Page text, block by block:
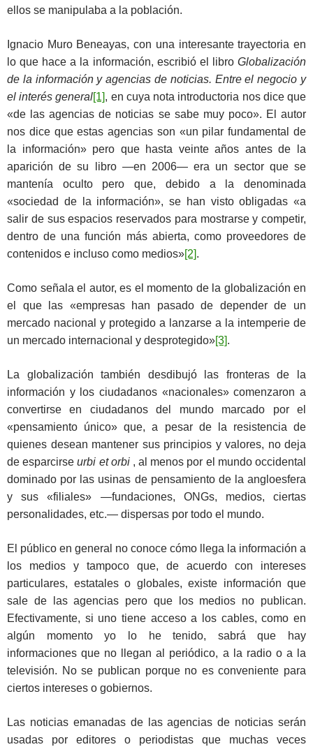
ellos se manipulaba a la población.
Ignacio Muro Beneayas, con una interesante trayectoria en
lo que hace a la información, escribió el libro Globalización
de la información y agencias de noticias. Entre el negocio y
el interés general[1], en cuya nota introductoria nos dice que
«de las agencias de noticias se sabe muy poco». El autor
nos dice que estas agencias son «un pilar fundamental de
la información» pero que hasta veinte años antes de la
aparición de su libro ―en 2006― era un sector que se
mantenía oculto pero que, debido a la denominada
«sociedad de la información», se han visto obligadas «a
salir de sus espacios reservados para mostrarse y competir,
dentro de una función más abierta, como proveedores de
contenidos e incluso como medios»[2].
Como señala el autor, es el momento de la globalización en
el que las «empresas han pasado de depender de un
mercado nacional y protegido a lanzarse a la intemperie de
un mercado internacional y desprotegido»[3].
La globalización también desdibujó las fronteras de la
información y los ciudadanos «nacionales» comenzaron a
convertirse en ciudadanos del mundo marcado por el
«pensamiento único» que, a pesar de la resistencia de
quienes desean mantener sus principios y valores, no deja
de esparcirseurbi et orbi, al menos por el mundo occidental
dominado por las usinas de pensamiento de la angloesfera
y sus «filiales» ―fundaciones, ONGs, medios, ciertas
personalidades, etc.― dispersas por todo el mundo.
El público en general no conoce cómo llega la información a
los medios y tampoco que, de acuerdo con intereses
particulares, estatales o globales, existe información que
sale de las agencias pero que los medios no publican.
Efectivamente, si uno tiene acceso a los cables, como en
algún momento yo lo he tenido, sabrá que hay
informaciones que no llegan al periódico, a la radio o a la
televisión. No se publican porque no es conveniente para
ciertos intereses o gobiernos.
Las noticias emanadas de las agencias de noticias serán
usadas por editores o periodistas que muchas veces